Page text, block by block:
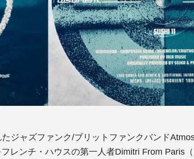
ジャズファンク/ブリットファンクバンド
レンチ・ハウスの第一人者Dimitri From Paris（